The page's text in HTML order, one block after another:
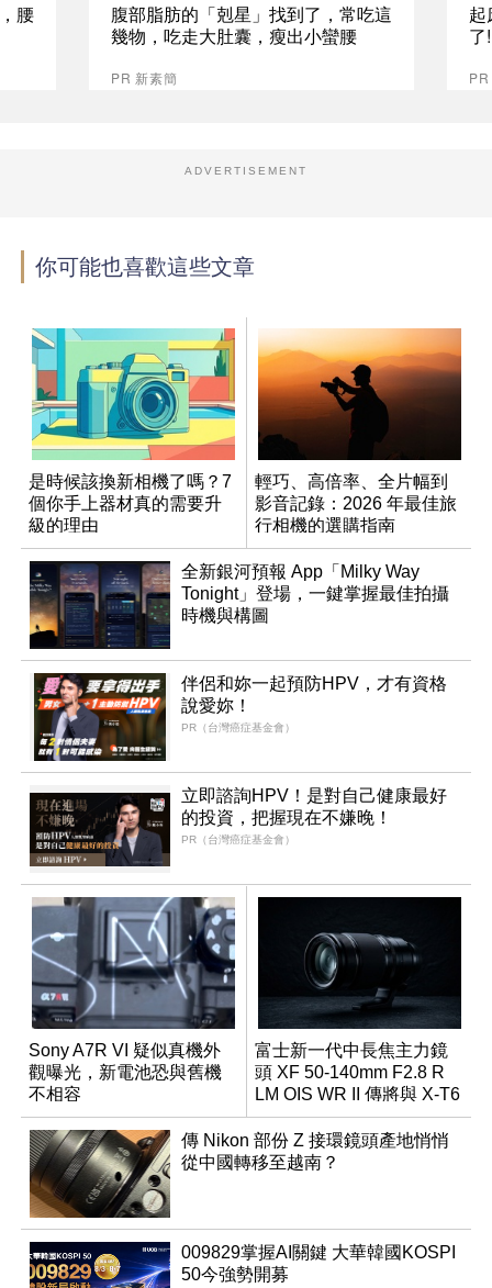
腰
腹部脂肪的「剋星」找到了，常吃這
幾物，吃走大肚囊，瘦出小蠻腰
PR 新素簡
起
了
ADVERTISEMENT
你可能也喜歡這些文章
是時候該換新相機了嗎？7
個你手上器材真的需要升
級的理由
輕巧、高倍率、全片幅到
影音記錄：2026 年最佳旅
行相機的選購指南
全新銀河預報 App「Milky Way
Tonight」登場，一鍵掌握最佳拍攝
時機與構圖
伴侶和妳一起預防HPV，才有資格
說愛妳！
PR（台灣癌症基金會）
立即諮詢HPV！是對自己健康最好
的投資，把握現在不嫌晚！
PR（台灣癌症基金會）
Sony A7R VI 疑似真機外
觀曝光，新電池恐與舊機
不相容
富士新一代中長焦主力鏡
頭 XF 50-140mm F2.8 R
LM OIS WR II 傳將與 X-T6
同步亮相
傳 Nikon 部份 Z 接環鏡頭產地悄悄
從中國轉移至越南？
009829掌握AI關鍵 大華韓國KOSPI
50今強勢開募